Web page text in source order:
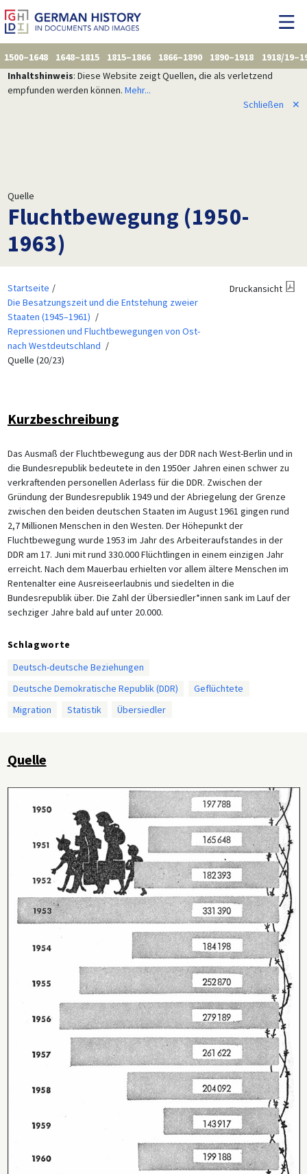
1500–1648 1648–1815 1815–1866 1866–1890 1890–1918
1918/
Inhaltshinweis: Diese Website zeigt Quellen, die als verletzend
empfunden werden können. Mehr...
Schließen
✕
Quelle
Fluchtbewegung (1950-
1963)
Startseite
Die Besatzungszeit und die Entstehung zweier
Staaten (1945–1961)
Repressionen und Fluchtbewegungen von Ost-
nach Westdeutschland
Quelle (20/23)
Druckansicht
Kurzbeschreibung
Das Ausmaß der Fluchtbewegung aus der DDR nach West-Berlin und in
die Bundesrepublik bedeutete in den 1950er Jahren einen schwer zu
verkraftenden personellen Aderlass für die DDR. Zwischen der
Gründung der Bundesrepublik 1949 und der Abriegelung der Grenze
zwischen den beiden deutschen Staaten im August 1961 gingen rund
2,7 Millionen Menschen in den Westen. Der Höhepunkt der
Fluchtbewegung wurde 1953 im Jahr des Arbeiteraufstandes in der
DDR am 17. Juni mit rund 330.000 Flüchtlingen in einem einzigen Jahr
erreicht. Nach dem Mauerbau erhielten vor allem ältere Menschen im
Rentenalter eine Ausreiseerlaubnis und siedelten in die
Bundesrepublik über. Die Zahl der Übersiedler*innen sank im Lauf der
sechziger Jahre bald auf unter 20.000.
Schlagworte
Deutsch-deutsche Beziehungen
Deutsche Demokratische Republik (DDR)
Geflüchtete
Migration
Statistik Übersiedler
Quelle